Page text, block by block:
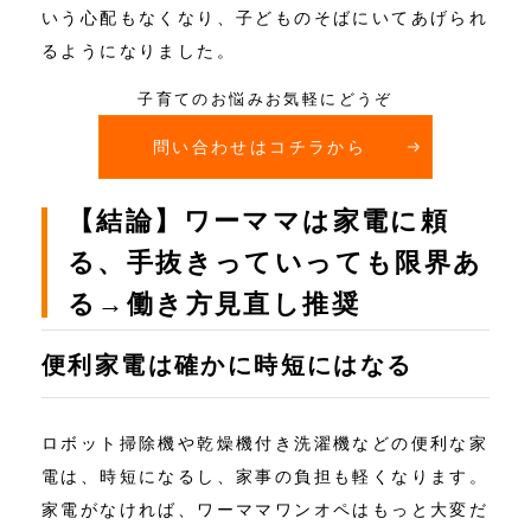
いう心配もなくなり、子どものそばにいてあげられ
るようになりました。
子育てのお悩みお気軽にどうぞ
問い合わせはコチラから
【結論】ワーママは家電に頼
る、手抜きっていっても限界あ
る→働き方見直し推奨
便利家電は確かに時短にはなる
ロボット掃除機や乾燥機付き洗濯機などの便利な家
電は、時短になるし、家事の負担も軽くなります。
家電がなければ、ワーママワンオペはもっと大変だ